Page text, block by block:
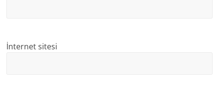
İnternet sitesi